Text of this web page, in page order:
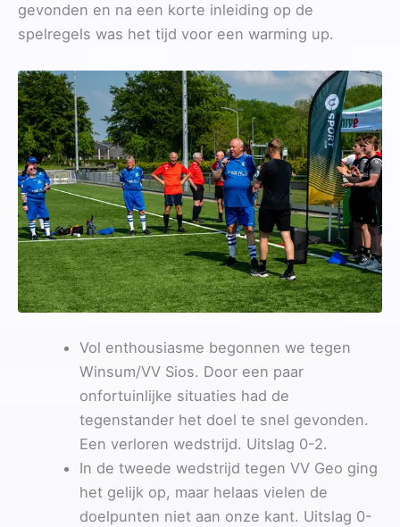
gevonden en na een korte inleiding op de
spelregels was het tijd voor een warming up.
Vol enthousiasme begonnen we tegen
Winsum/VV Sios. Door een paar
onfortuinlijke situaties had de
tegenstander het doel te snel gevonden.
Een verloren wedstrijd. Uitslag 0-2.
In de tweede wedstrijd tegen VV Geo ging
het gelijk op, maar helaas vielen de
doelpunten niet aan onze kant. Uitslag 0-